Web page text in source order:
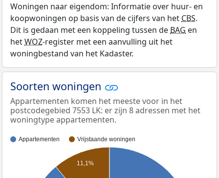
Woningen naar eigendom: Informatie over huur- en
koopwoningen op basis van de cijfers van het CBS.
Dit is gedaan met een koppeling tussen de BAG en
hetWOZ-register met een aanvulling uit het
woningbestand van het Kadaster.
Soorten woningen
Appartementen komen het meeste voor in het
postcodegebied 7553 LK: er zijn 8 adressen met het
woningtype appartementen.
Appartementen Vrijstaande woningen
11,1%